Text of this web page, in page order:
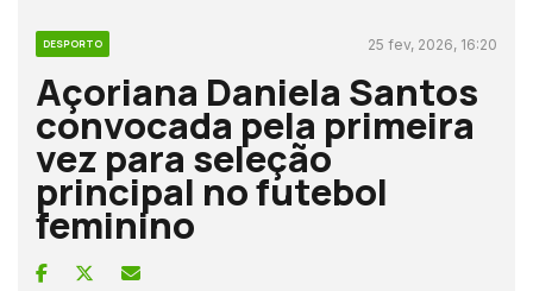
DESPORTO 25 fev, 2026, 16:20
Açoriana Daniela Santos
convocada pela primeira
vez para seleção
principal no futebol
feminino